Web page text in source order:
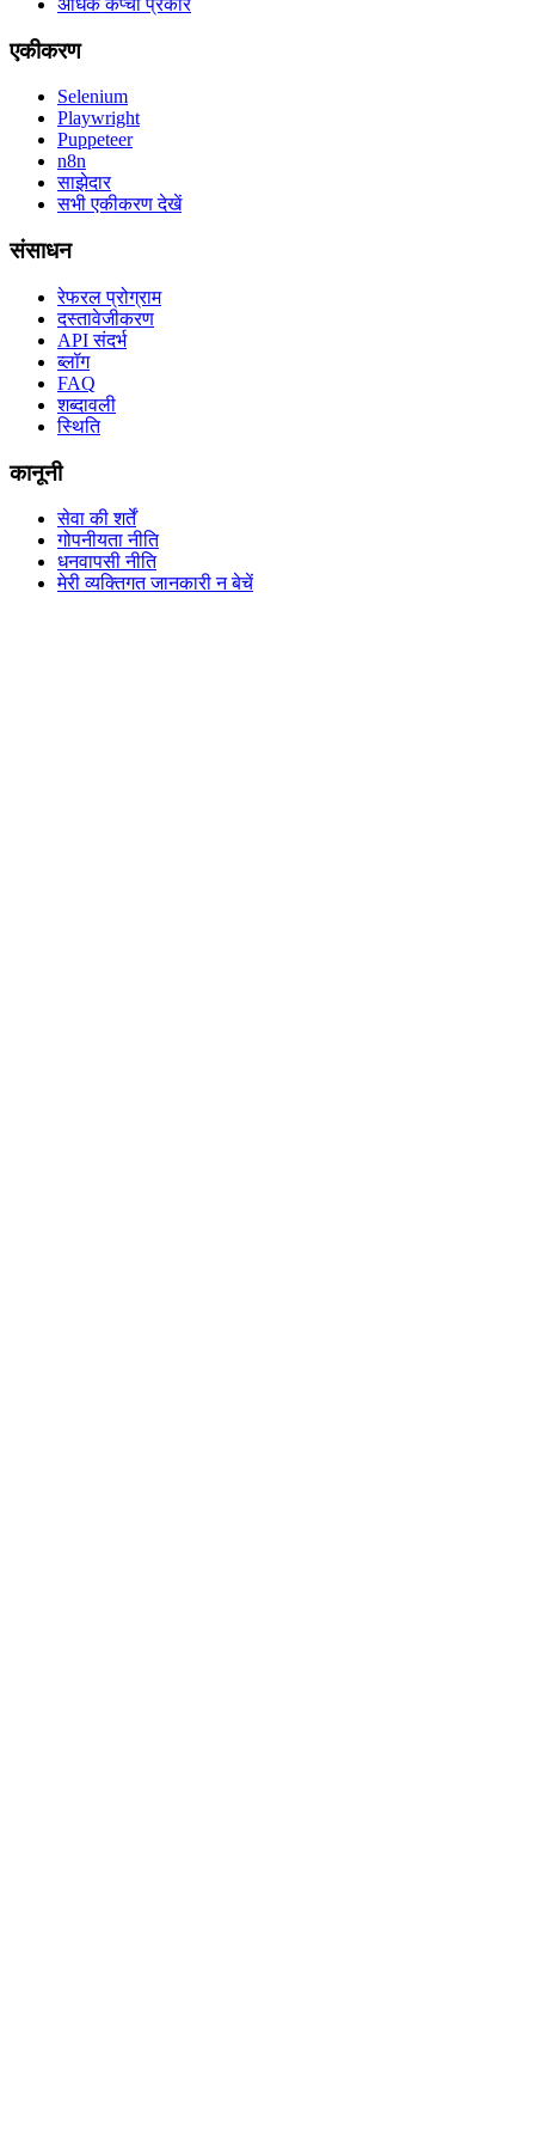
अधिक कैप्चा प्रकार
एकीकरण
Selenium
Playwright
Puppeteer
n8n
साझेदार
सभी एकीकरण देखें
संसाधन
रेफरल प्रोग्राम
दस्तावेजीकरण
API संदर्भ
ब्लॉग
FAQ
शब्दावली
स्थिति
कानूनी
सेवा की शर्तें
गोपनीयता नीति
धनवापसी नीति
मेरी व्यक्तिगत जानकारी न बेचें